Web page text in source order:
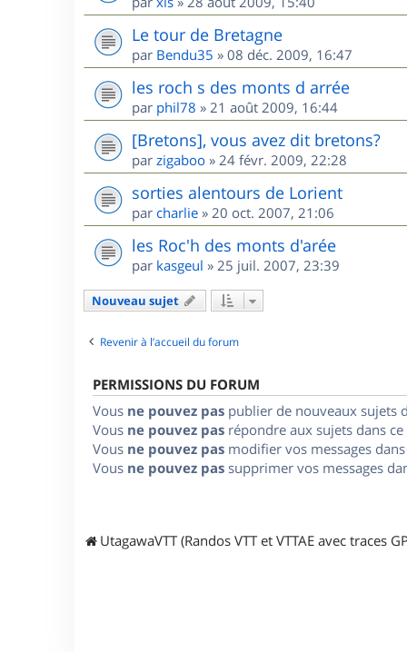
Le tour de Bretagne
par Bendu35 » 08 déc. 2009, 16:47
les roch s des monts d arrée
par phil78 » 21 août 2009, 16:44
[Bretons], vous avez dit bretons?
par zigaboo » 24 févr. 2009, 22:28
sorties alentours de Lorient
par charlie » 20 oct. 2007, 21:06
les Roc'h des monts d'arée
par kasgeul » 25 juil. 2007, 23:39
Nouveau sujet
Revenir à l’accueil du forum
PERMISSIONS DU FORUM
Vous ne pouvez pas publier de nouveaux sujets
Vous ne pouvez pas répondre aux sujets dans
Vous ne pouvez pas modifier vos messages
Vous ne pouvez pas supprimer vos messages
UtagawaVTT (Randos VTT et VTTAE avec traces